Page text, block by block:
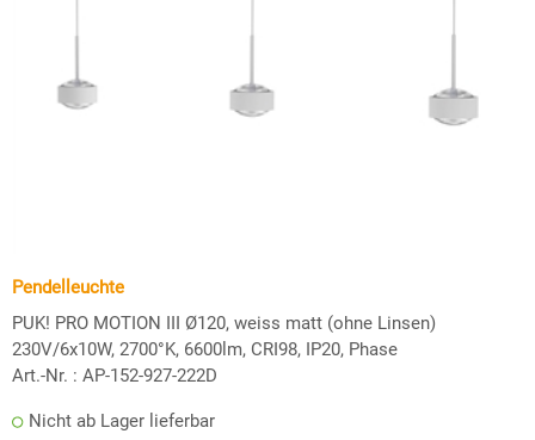
Pendelleuchte
PUK! PRO MOTION III Ø120, weiss matt (ohne Linsen)
230V/6x10W, 2700°K, 6600lm, CRI98, IP20, Phase
Art.-Nr. : AP-152-927-222D
Nicht ab Lager lieferbar